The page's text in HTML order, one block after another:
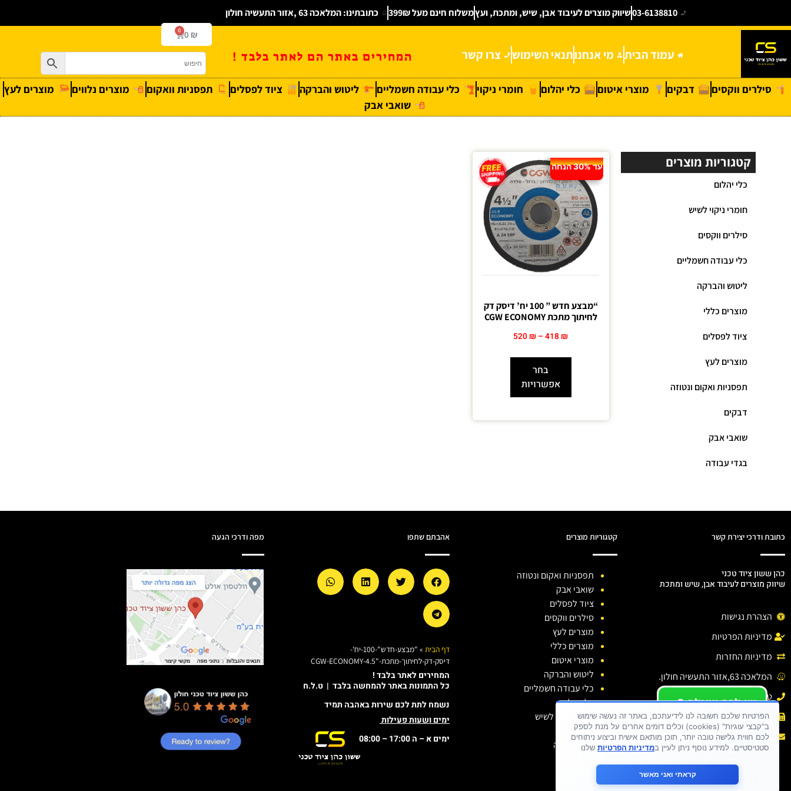
03-6138810שיווק מוצרים לעיבוד אבן, שיש, ומתכת, ועץמשלוח חינם מעל 399₪ כתובתינו: המלאכה 63 ,אזור התעשיה חולון
עמוד הבית מי אנחנותנאי השימוש צרו קשר המחירים באתר הם לאתר בלבד !
0 ₪
0
סילרים ווקסים דבקים מוצרי איטום כלי יהלום חומרי ניקוי כלי עבודה חשמליים ליטוש והברקה ציוד לפסלים תפסניות וואקום מוצרים נלווים
מוצרים לעץ
שואבי אבק
קטגוריות מוצרים
כלי יהלום
חומרי ניקוי לשיש
סילרים ווקסים
כלי עבודה חשמליים
ליטוש והברקה
מוצרים כללי
ציוד לפסלים
מוצרים לעץ
תפסניות ואקום ונטוזה
דבקים
שואבי אבק
בגדי עבודה
עד 30% הנחה
“מבצע חדש ” 100 יח’ דיסק דק
לחיתוך מתכת CGW ECONOMY
418 ₪
–
520 ₪
בחר
אפשרויות
כתובת ודרכי יצירת קשר
כהן ששון ציוד טכני
שיווק מוצרים לעיבוד אבן, שיש ומתכת
הצהרת נגישות
מדיניות הפרטיות
מדיניות החזרות
המלאכה 63,אזור התעשיה חולון.
טלפון: 03-6138810
פקס : 03-6138810
אימייל :sason.cohen26@gmail.com
קטגוריות מוצרים
תפסניות ואקום ונטוזה
שואבי אבק
ציוד לפסלים
סילרים ווקסים
מוצרים לעץ
מוצרים כללי
מוצרי איטום
ליטוש והברקה
כלי עבודה חשמליים
כלי יהלום
חומרי ניקוי לשיש
דבקים
בגדי עבודה
אהבתם שתפו
דף הבית »
"מבצע-חדש"-100-יח'-
דיסק-דק-לחיתוך-מתכת-"4.5-CGW-ECONOMY
המחירים לאתר בלבד !
כל התמונות באתר להמחשה בלבד | ט.ל.ח
נשמח לתת לכם שירות באהבה תמיד
ימים ושעות פעילות
ימים א – ה 17:00 – 08:00
מפה ודרכי הגעה
יש לכם שאלה ?
יש לכם בעיה ?
כתבו לנו
הפרטיות שלכם חשובה לנו לידיעתכם, באתר זה נעשה שימוש
ב"קבצי עוגיות" (cookies) וכלים דומים אחרים על מנת לספק
לכם חווית גלישה טובה יותר, תוכן מותאם אישית וביצוע ניתוחים
סטטיסטיים. למידע נוסף ניתן לעיין במדיניות הפרטיות שלנו
קראתי ואני מאשר